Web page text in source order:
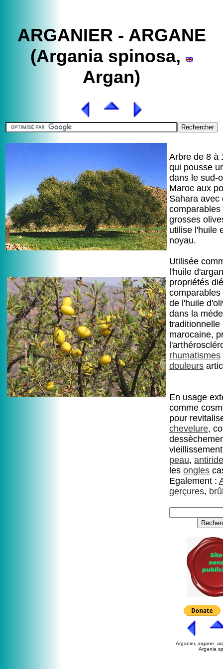
ARGANIER - ARGANE
(Argania spinosa,
Argan)
Arbre de 8 à
qui pousse
dans le sud-
Maroc aux
Sahara avec
comparables
grosses
utilise l'huile
noyau.
Utilisée
l'huile
propriétés
comparables
de l'huile
dans la
traditionnelle
marocaine,
rhumatismes
douleurs
En usage
comme
pour
chevelure,
peau, antiride
les ongles
Egalement :
gerçures,
Arganier, argane,
Argania